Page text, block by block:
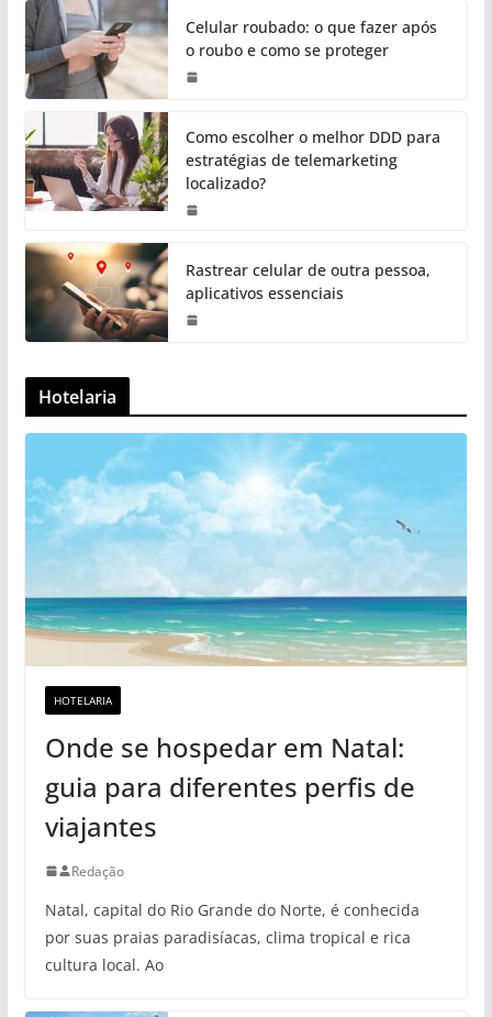
Celular roubado: o que fazer após
o roubo e como se proteger
Como escolher o melhor DDD para
estratégias de telemarketing
localizado?
Rastrear celular de outra pessoa,
aplicativos essenciais
Hotelaria
HOTELARIA
Onde se hospedar em Natal:
guia para diferentes perfis de
viajantes
Redação
Natal, capital do Rio Grande do Norte, é conhecida
por suas praias paradisíacas, clima tropical e rica
cultura local. Ao